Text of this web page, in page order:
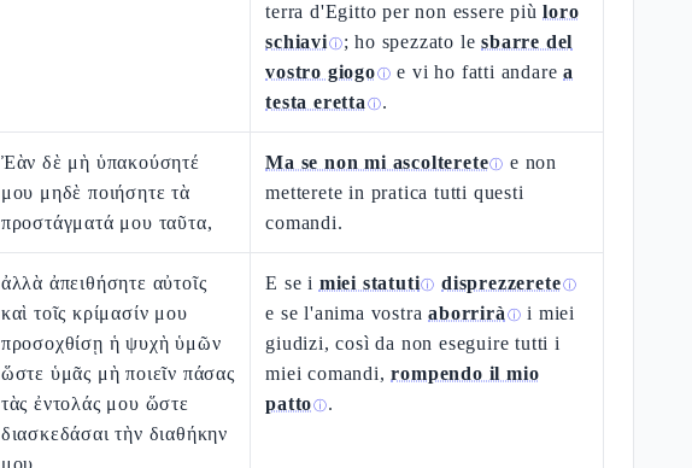
terra d'Egitto per non essere piùloro
schiaviⓘ; ho spezzato lesbarre del
vostro giogoⓘ e vi ho fatti andarea
testa eretta ⓘ.
Ἐὰν δὲ μὴ ὑπακούσητέ
μου μηδὲ ποιήσητε τὰ
προστάγματά μου ταῦτα,
Ma se non mi ascoltereteⓘ e non
metterete in pratica tutti questi
comandi.
ἀλλὰ ἀπειθήσητε αὐτοῖς
καὶ τοῖς κρίμασίν μου
προσοχθίσῃ ἡ ψυχὴ ὑμῶν
ὥστε ὑμᾶς μὴ ποιεῖν πάσας
τὰς ἐντολάς μου ὥστε
διασκεδάσαι τὴν διαθήκην
μου,
E se i miei statutiⓘ disprezzereteⓘ
e se l'anima vostraaborrirà ⓘ i miei
giudizi, così da non eseguire tutti i
miei comandi,rompendo il mio
pattoⓘ.